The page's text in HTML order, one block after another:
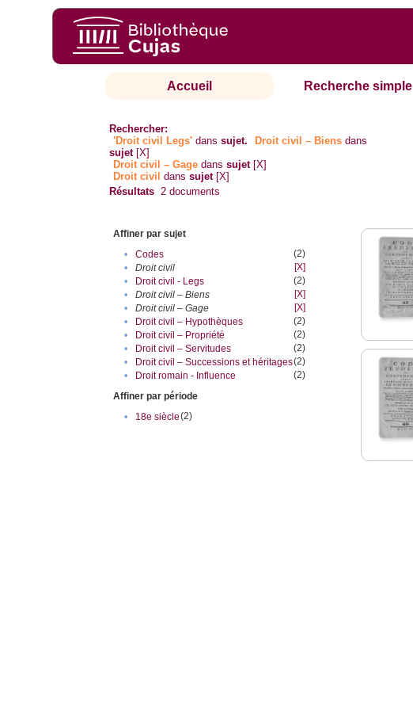
Accueil Recherche simple
Rechercher:
'Droit civil Legs' danssujet. Droit civil – Biens dans
sujet [X]
Droit civil – Gage danssujet [X]
Droit civil danssujet [X]
Résultats 2 documents
Affiner par sujet
•
Codes
(2)
•
Droit civil
[X]
•
Droit civil - Legs
(2)
•
Droit civil – Biens
[X]
•
Droit civil – Gage
[X]
•
Droit civil – Hypothèques
(2)
•
Droit civil – Propriété
(2)
•
Droit civil – Servitudes
(2)
•
Droit civil – Successions et héritages(2)
•
Droit romain - Influence
(2)
Affiner par période
•
18e siècle(2)